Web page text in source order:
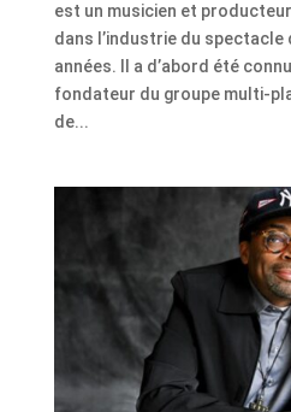
est un musicien et
dans l’industrie du spectacle
années. Il a d’abord été
fondateur du groupe multi-
de...